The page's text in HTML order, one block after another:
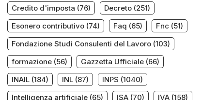
Credito d'imposta (76) Decreto (251)
Esonero contributivo (74) Faq (65) Fnc (51)
Fondazione Studi Consulenti del Lavoro (103)
formazione (56) Gazzetta Ufficiale (66)
INAIL (184) INL (87) INPS (1040)
Intelligenza artificiale (65) ISA (70) IVA (158)